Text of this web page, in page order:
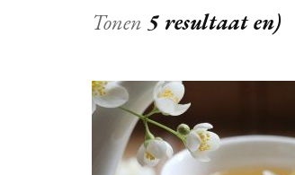
Tonen 5 resultaat en)